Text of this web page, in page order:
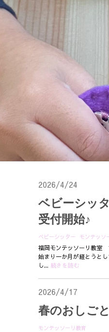
2026/4/24
ベビーシッ
受付開始♪
ベビーシッター
モンテッソ
福岡モンテッソーリ教室
始まり一か月が経とうと
し... 続きを読む
2026/4/17
春のおしご
モンテッソーリ教育